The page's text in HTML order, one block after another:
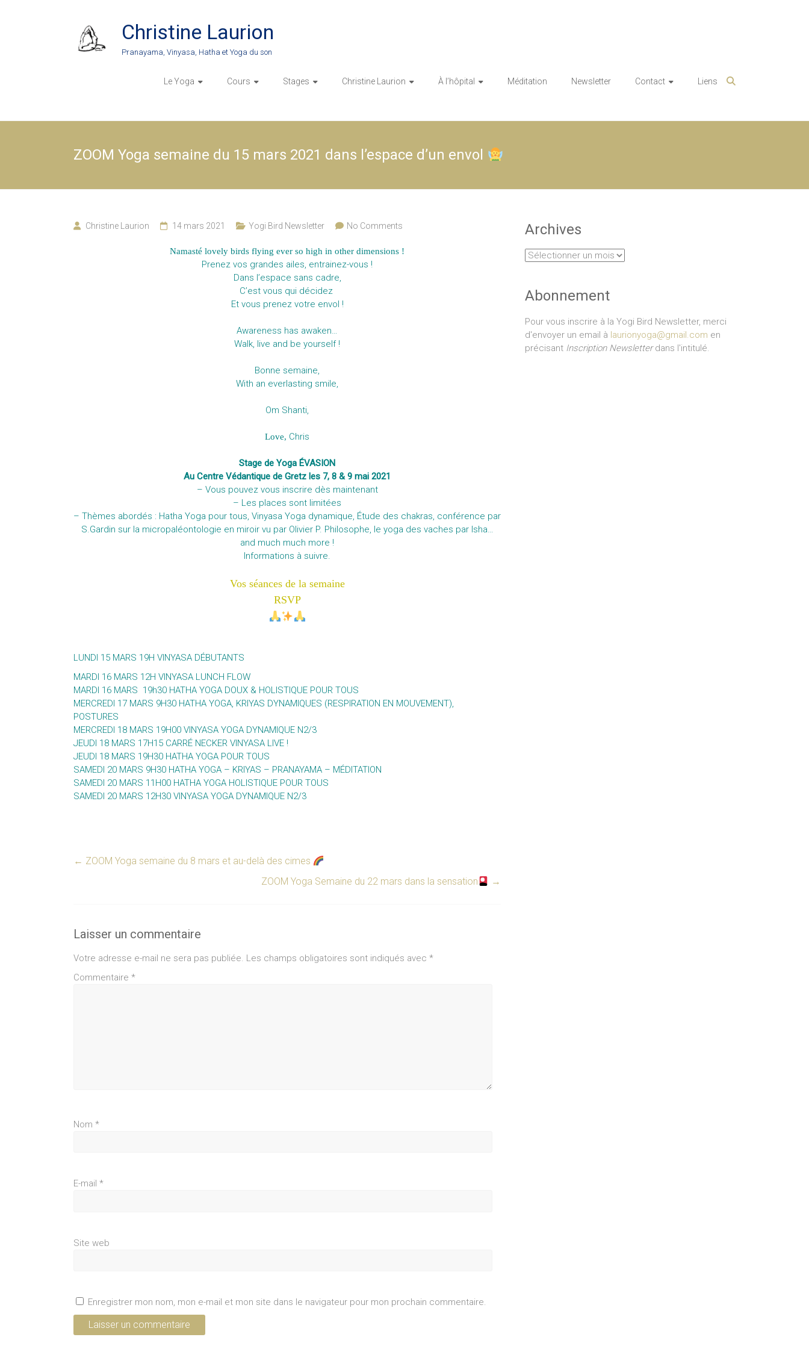
Christine Laurion
Pranayama, Vinyasa, Hatha et Yoga du son
Le Yoga Cours Stages Christine Laurion À l’hôpital Méditation Newsletter Contact Liens
ZOOM Yoga semaine du 15 mars 2021 dans l’espace d’un envol
Christine Laurion 14 mars 2021 Yogi Bird Newsletter No Comments
Namasté lovely birds flying ever so high in other dimensions !
Prenez vos grandes ailes, entrainez-vous !
Dans l’espace sans cadre,
C’est vous qui décidez
Et vous prenez votre envol !
Awareness has awaken…
Walk, live and be yourself !
Bonne semaine,
With an everlasting smile,
Om Shanti,
Love, Chris
Stage de Yoga ÉVASION
Au Centre Védantique de Gretz les 7, 8 & 9 mai 2021
– Vous pouvez vous inscrire dès maintenant
– Les places sont limitées
– Thèmes abordés : Hatha Yoga pour tous, Vinyasa Yoga dynamique, Étude des chakras, conférence par
S.Gardin sur la micropaléontologie en miroir vu par Olivier P. Philosophe, le yoga des vaches par Isha…
and much much more !
Informations à suivre.
Vos séances de la semaine
RSVP
LUNDI 15 MARS 19H VINYASA DÉBUTANTS
MARDI 16 MARS 12H VINYASA LUNCH FLOW
MARDI 16 MARS 19h30 HATHA YOGA DOUX & HOLISTIQUE POUR TOUS
MERCREDI 17 MARS 9H30 HATHA YOGA, KRIYAS DYNAMIQUES (RESPIRATION EN MOUVEMENT),
POSTURES
MERCREDI 18 MARS 19H00 VINYASA YOGA DYNAMIQUE N2/3
JEUDI 18 MARS 17H15 CARRÉ NECKER VINYASA LIVE !
JEUDI 18 MARS 19H30 HATHA YOGA POUR TOUS
SAMEDI 20 MARS 9H30 HATHA YOGA – KRIYAS – PRANAYAMA – MÉDITATION
SAMEDI 20 MARS 11H00 HATHA YOGA HOLISTIQUE POUR TOUS
SAMEDI 20 MARS 12H30 VINYASA YOGA DYNAMIQUE N2/3
← ZOOM Yoga semaine du 8 mars et au-delà des cimes
ZOOM Yoga Semaine du 22 mars dans la sensation
→
Laisser un commentaire
Votre adresse e-mail ne sera pas publiée. Les champs obligatoires sont indiqués avec *
Commentaire *
Nom *
E-mail *
Site web
Enregistrer mon nom, mon e-mail et mon site dans le navigateur pour mon prochain commentaire.
Archives
Archives
Abonnement
Pour vous inscrire à la Yogi Bird Newsletter, merci
d'envoyer un email à laurionyoga@gmail.com en
précisant Inscription Newsletterdans l'intitulé.